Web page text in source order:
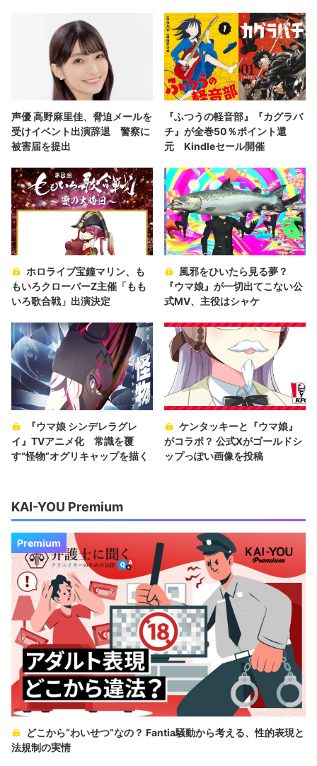
声優 高野麻里佳、脅迫メールを
受けイベント出演辞退 警察に
被害届を提出
『ふつうの軽音部』『カグラバ
チ』が全巻50％ポイント還
元 Kindleセール開催
ホロライブ宝鐘マリン、も
もいろクローバーZ主催「もも
いろ歌合戦」出演決定
風邪をひいたら見る夢？
『ウマ娘』が一切出てこない公
式MV、主役はシャケ
『ウマ娘 シンデレラグレ
イ』TVアニメ化 常識を覆
す“怪物”オグリキャップを描く
ケンタッキーと『ウマ娘』
がコラボ？ 公式Xがゴールドシ
ップっぽい画像を投稿
KAI-YOU Premium
Premium
どこから“わいせつ”なの？ Fantia騒動から考える、性的表現と
法規制の実情